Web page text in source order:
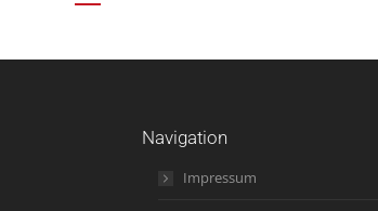
Navigation
Impressum